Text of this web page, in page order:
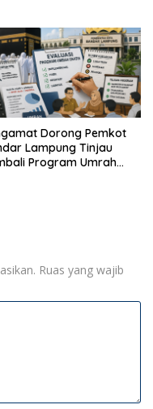
Dorong Pemkot
Lampung Tinjau
Program Umrah
Ruas yang wajib